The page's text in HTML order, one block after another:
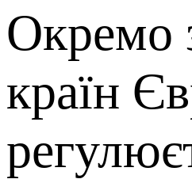
Окремо
країн